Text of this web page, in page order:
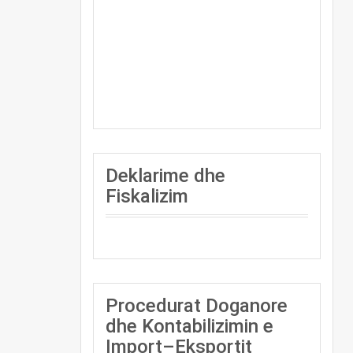
Deklarime dhe
Fiskalizim
Procedurat Doganore
dhe Kontabilizimin e
Import–Eksportit